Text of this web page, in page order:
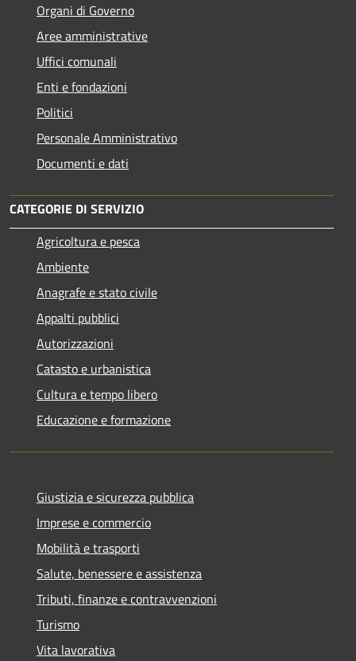
Organi di Governo
Aree amministrative
Uffici comunali
Enti e fondazioni
Politici
Personale Amministrativo
Documenti e dati
CATEGORIE DI SERVIZIO
Agricoltura e pesca
Ambiente
Anagrafe e stato civile
Appalti pubblici
Autorizzazioni
Catasto e urbanistica
Cultura e tempo libero
Educazione e formazione
Giustizia e sicurezza pubblica
Imprese e commercio
Mobilità e trasporti
Salute, benessere e assistenza
Tributi, finanze e contravvenzioni
Turismo
Vita lavorativa